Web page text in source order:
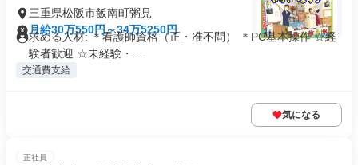
三重県松阪市飯南町粥見
月給30万550円～34万5250円
求める人材: ＊看護師資格（正・准不問） ＊PC基本操作 ☆経
験者歓迎 ☆未経験・...
交通費支給
気になる
正社員